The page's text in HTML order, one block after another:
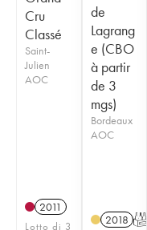
Cru
Classé
Saint-
Julien
AOC
2011
Lotto di 3
de
Lagrang
e (CBO
à partir
de 3
mgs)
Bordeaux
AOC
2018 T